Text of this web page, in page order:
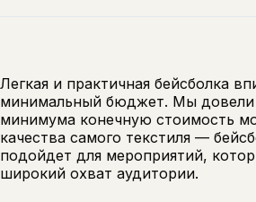
Легкая и практичная бейсболка
минимальный бюджет. Мы
минимума конечную стоимость
качества самого текстиля —
подойдет для мероприятий,
широкий охват аудитории.